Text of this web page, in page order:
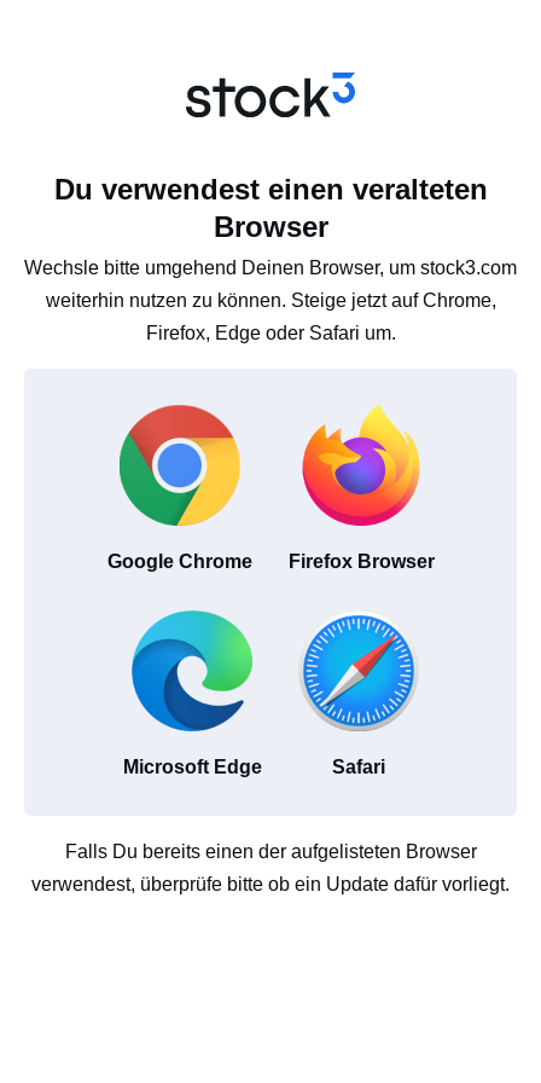
Du verwendest einen veralteten
Browser
Wechsle bitte umgehend Deinen Browser, um stock3.com
weiterhin nutzen zu können. Steige jetzt auf Chrome,
Firefox, Edge oder Safari um.
Google Chrome Firefox Browser
Microsoft Edge Safari
Falls Du bereits einen der aufgelisteten Browser
verwendest, überprüfe bitte ob ein Update dafür vorliegt.